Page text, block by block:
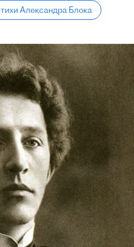
Александра Блока